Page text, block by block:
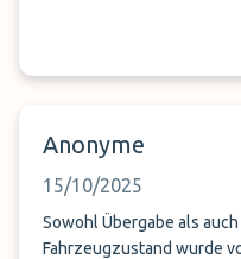
Anonyme
15/10/2025
Sowohl Übergabe als
Fahrzeugzustand wurde